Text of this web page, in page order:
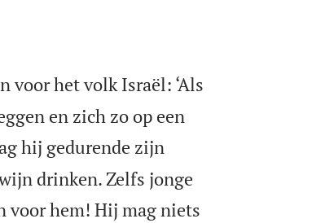
voor het volk Israël: ‘Als
en zich zo op een
hij gedurende zijn
drinken. Zelfs jonge
voor hem! Hij mag niets